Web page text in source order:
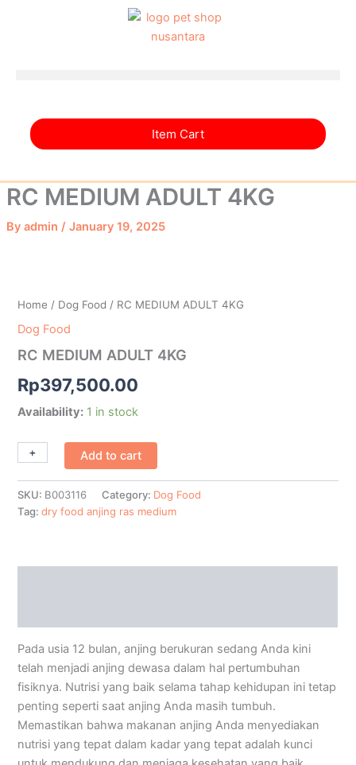
Item Cart
RC MEDIUM ADULT 4KG
By admin / January 19, 2025
Home / Dog Food / RC MEDIUM ADULT 4KG
Dog Food
RC MEDIUM ADULT 4KG
Rp397,500.00
Availability: 1 in stock
-
4KG
quantity
+ Add to cart
SKU: B003116 Category: Dog Food
Tag:dry food anjing ras medium
Pada usia 12 bulan, anjing berukuran sedang Anda kini
telah menjadi anjing dewasa dalam hal pertumbuhan
fisiknya. Nutrisi yang baik selama tahap kehidupan ini tetap
penting seperti saat anjing Anda masih tumbuh.
Memastikan bahwa makanan anjing Anda menyediakan
nutrisi yang tepat dalam kadar yang tepat adalah kunci